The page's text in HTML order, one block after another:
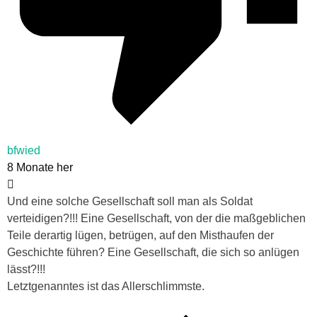
bfwied
8 Monate her
Und eine solche Gesellschaft soll man als Soldat
verteidigen?!!! Eine Gesellschaft, von der die maßgeblichen
Teile derartig lügen, betrügen, auf den Misthaufen der
Geschichte führen? Eine Gesellschaft, die sich so anlügen
lässt?!!!
Letztgenanntes ist das Allerschlimmste.